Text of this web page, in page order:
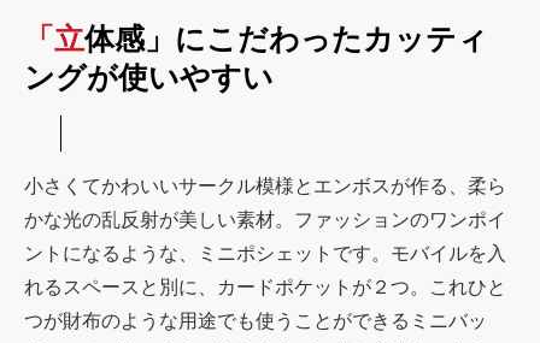
「立体感」にこだわったカッティ
ングが使いやすい
小さくてかわいいサークル模様とエンボスが作る、柔ら
かな光の乱反射が美しい素材。ファッションのワンポイ
ントになるような、ミニポシェットです。モバイルを入
れるスペースと別に、カードポケットが２つ。これひと
つが財布のような用途でも使うことができるミニバッ